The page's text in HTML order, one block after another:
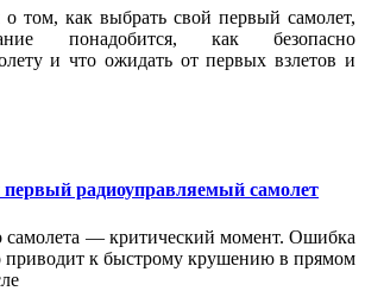
том, как выбрать свой первый самолет,
понадобится, как безопасно
и что ожидать от первых взлетов и
радиоуправляемый самолет
самолета — критический момент. Ошибка
приводит к быстрому крушению в прямом